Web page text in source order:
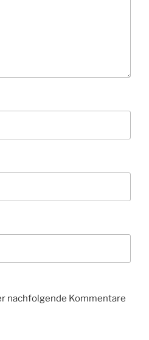
nachfolgende Kommentare